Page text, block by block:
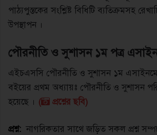
পাঠ্যপুস্তকের সংশ্লিষ্ট বিধিটি ব্যতিক্রমসহ
উপস্থাপন ।
পৌরনীতি ও সুশাসন ১ম পত্র
এইচএসসি পৌরনীতি ও সুশাসন ১ম
বইয়ের প্রথম অধ্যায়ঃ পৌরনীতি ও সুশাসন
হয়েছে । ( প্রশ্নের ছবি)
প্রশ্ন:নাগরিকতার সাথে জড়িত সকল প্রশ্ন